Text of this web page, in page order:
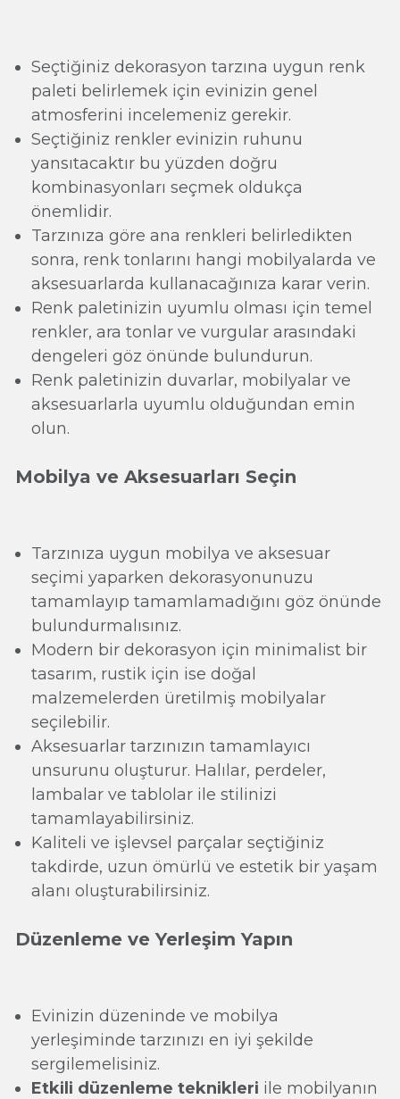
Seçtiğiniz dekorasyon tarzına uygun renk
paleti belirlemek için evinizin genel
atmosferini incelemeniz gerekir.
Seçtiğiniz renkler evinizin ruhunu
yansıtacaktır bu yüzden doğru
kombinasyonları seçmek oldukça
önemlidir.
Tarzınıza göre ana renkleri belirledikten
sonra, renk tonlarını hangi mobilyalarda ve
aksesuarlarda kullanacağınıza karar verin.
Renk paletinizin uyumlu olması için temel
renkler, ara tonlar ve vurgular arasındaki
dengeleri göz önünde bulundurun.
Renk paletinizin duvarlar, mobilyalar ve
aksesuarlarla uyumlu olduğundan emin
olun.
Mobilya ve Aksesuarları Seçin
Tarzınıza uygun mobilya ve aksesuar
seçimi yaparken dekorasyonunuzu
tamamlayıp tamamlamadığını göz önünde
bulundurmalısınız.
Modern bir dekorasyon için minimalist bir
tasarım, rustik için ise doğal
malzemelerden üretilmiş mobilyalar
seçilebilir.
Aksesuarlar tarzınızın tamamlayıcı
unsurunu oluşturur. Halılar, perdeler,
lambalar ve tablolar ile stilinizi
tamamlayabilirsiniz.
Kaliteli ve işlevsel parçalar seçtiğiniz
takdirde, uzun ömürlü ve estetik bir yaşam
alanı oluşturabilirsiniz.
Düzenleme ve Yerleşim Yapın
Evinizin düzeninde ve mobilya
yerleşiminde tarzınızı en iyi şekilde
sergilemelisiniz.
Etkili düzenleme teknikleri ile mobilyanın